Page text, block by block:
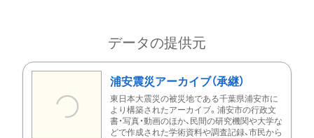
データの提供元
浦安震災アーカイブ（承継）
東日本大震災の被災地である千葉県浦安市に
より構築されたアーカイブ。浦安市の行政文
書・写真・動画のほか、民間の研究機関や大学な
どで作成された学術資料や調査記録、市民から